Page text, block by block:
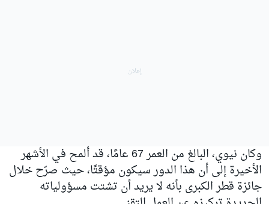
وكان نيوي، البالغ من العمر 67 عامًا، قد ألمح في الأشهر
الأخيرة إلى أن هذا الدور سيكون مؤقتًا، حيث صرّح خلال
جائزة قطر الكبرى بأنه لا يريد أن تشتت مسؤولياته